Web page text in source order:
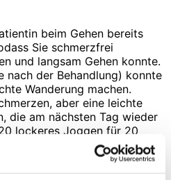
beim Gehen bereits
Sie schmerzfrei
und langsam Gehen konnte.
nach der Behandlung) konnte
Wanderung machen.
aber eine leichte
die am nächsten Tag wieder
lockeres Joggen für 20
möglich, wieder leichte
für einen Tag, aber keine
wöchentlich 30 – 45 Minuten